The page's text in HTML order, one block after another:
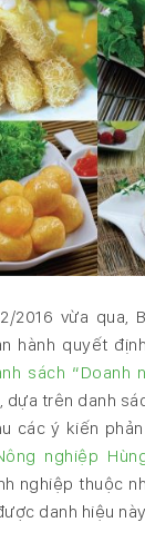
2016 vừa qua,
hành quyết
sách “Doanh
dựa trên danh
các ý kiến
nghiệp
nghiệp thuộc
danh hiệu